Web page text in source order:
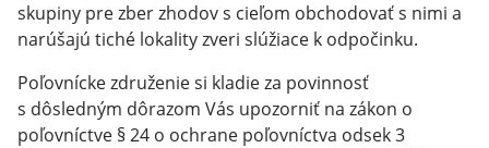
skupiny pre zber zhodov s cieľom obchodovať s nimi a
narúšajú tiché lokality zveri slúžiace k odpočinku.
Poľovnícke združenie si kladie za povinnosť
s dôsledným dôrazom Vás upozorniť na zákon o
poľovníctve § 24 o ochrane poľovníctva odsek 3